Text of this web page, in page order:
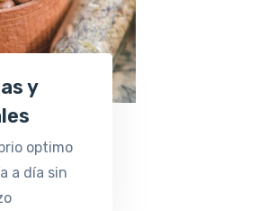
y
optimo
a día sin